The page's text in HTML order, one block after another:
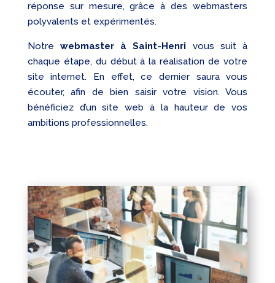
réponse sur mesure, grâce à des webmasters
polyvalents et expérimentés.
Notrewebmaster à Saint-Henri vous suit à
chaque étape, du début à la réalisation de votre
site internet. En effet, ce dernier saura vous
écouter, afin de bien saisir votre vision. Vous
bénéficiez d’un site web à la hauteur de vos
ambitions professionnelles.